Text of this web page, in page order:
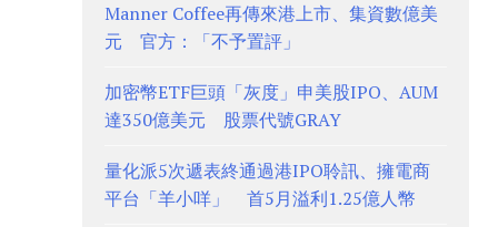
Manner Coffee再傳來港上市、集資數億美
元 官方：「不予置評」
加密幣ETF巨頭「灰度」申美股IPO、AUM
達350億美元 股票代號GRAY
量化派5次遞表終通過港IPO聆訊、擁電商
平台「羊小咩」 首5月溢利1.25億人幣